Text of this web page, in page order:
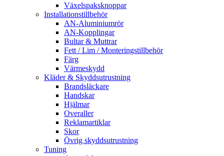
Växelspaksknoppar
Installationstillbehör
AN-Aluminiumrör
AN-Kopplingar
Bultar & Muttrar
Fett / Lim / Monteringstillbehör
Färg
Värmeskydd
Kläder & Skyddsutrustning
Brandsläckare
Handskar
Hjälmar
Overaller
Reklamartiklar
Skor
Övrig skyddsutrustning
Tuning